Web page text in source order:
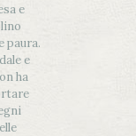
e
paura.
e
ha